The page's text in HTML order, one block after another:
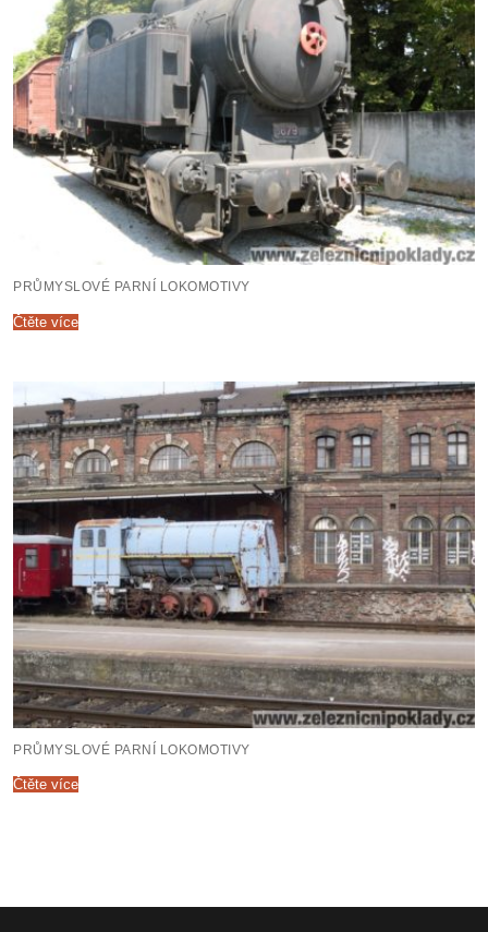
PRŮMYSLOVÉ PARNÍ LOKOMOTIVY
Čtěte více
PRŮMYSLOVÉ PARNÍ LOKOMOTIVY
Čtěte více